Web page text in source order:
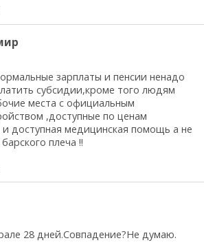
зарплаты и пенсии ненадо
субсидии,кроме того людям
места с официальным
,доступные по ценам
и доступная медицинская помощь а не
плеча !!
28 дней.Совпадение?Не думаю.